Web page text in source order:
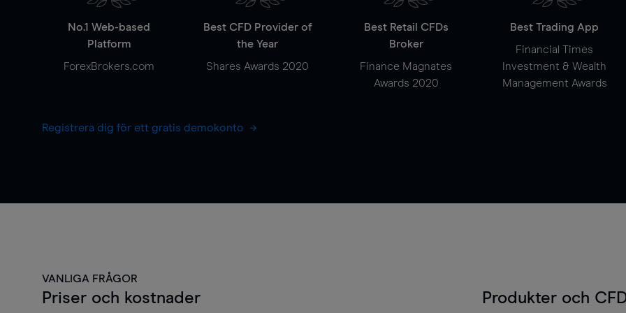
No.1 Web-based
Platform
ForexBrokers.com
Best CFD Provider of
the Year
Shares Awards 2020
Best Retail CFDs
Broker
Finance Magnates
Awards 2020
Best Trading App
Financial Times
Investment & Wealth
Management Awards
Registrera dig för ett gratis demokonto
VANLIGA FRÅGOR
Priser och kostnader Produkter och